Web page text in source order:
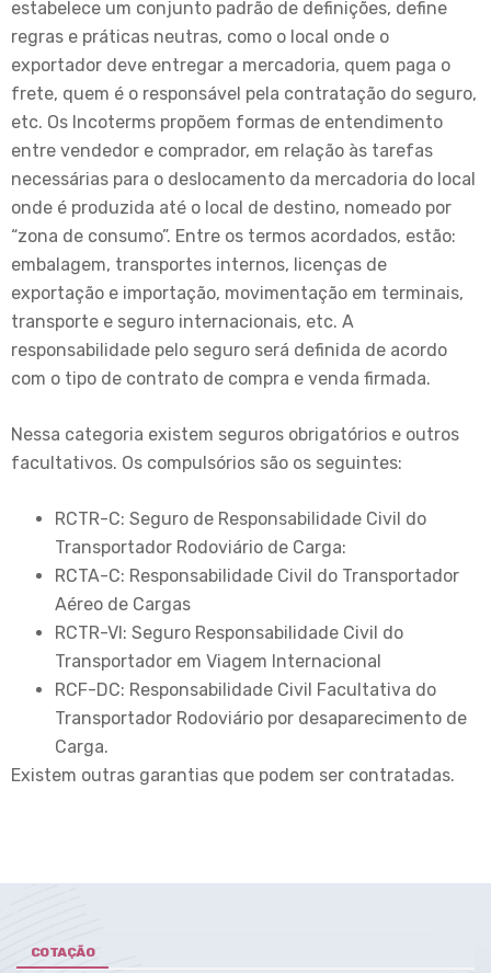
estabelece um conjunto padrão de definições, define
regras e práticas neutras, como o local onde o
exportador deve entregar a mercadoria, quem paga o
frete, quem é o responsável pela contratação do seguro,
etc. Os Incoterms propõem formas de entendimento
entre vendedor e comprador, em relação às tarefas
necessárias para o deslocamento da mercadoria do local
onde é produzida até o local de destino, nomeado por
“zona de consumo”. Entre os termos acordados, estão:
embalagem, transportes internos, licenças de
exportação e importação, movimentação em terminais,
transporte e seguro internacionais, etc. A
responsabilidade pelo seguro será definida de acordo
com o tipo de contrato de compra e venda firmada.
Nessa categoria existem seguros obrigatórios e outros
facultativos. Os compulsórios são os seguintes:
RCTR-C: Seguro de Responsabilidade Civil do
Transportador Rodoviário de Carga:
RCTA-C: Responsabilidade Civil do Transportador
Aéreo de Cargas
RCTR-VI: Seguro Responsabilidade Civil do
Transportador em Viagem Internacional
RCF-DC: Responsabilidade Civil Facultativa do
Transportador Rodoviário por desaparecimento de
Carga.
Existem outras garantias que podem ser contratadas.
COTAÇÃO